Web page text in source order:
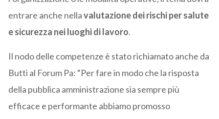
entrare anche nellavalutazione dei rischi per salute
e sicurezza nei luoghi di lavoro.
Il nodo delle competenze è stato richiamato anche da
Butti al Forum Pa: “Per fare in modo che la risposta
della pubblica amministrazione sia sempre più
efficace e performante abbiamo promosso